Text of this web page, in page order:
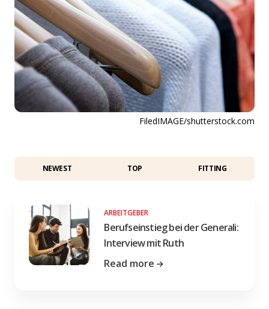
FiledIMAGE/shutterstock.com
NEWEST TOP FITTING
ARBEITGEBER
Berufseinstieg bei der Generali:
Interview mit Ruth
Read more